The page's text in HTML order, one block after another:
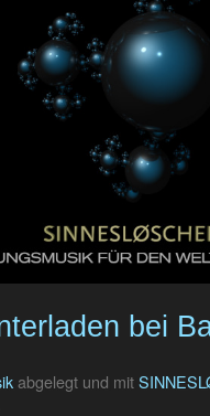
bei
abgelegt und mit